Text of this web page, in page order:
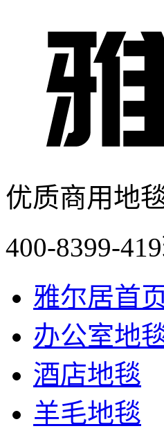
优质商用地
400-8399-419
雅尔居首
办公室地
酒店地毯
羊毛地毯